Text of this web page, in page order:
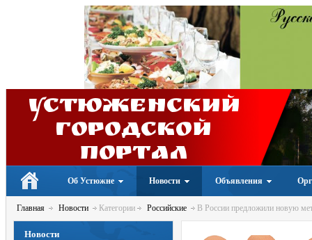
Устюженский
Городской
портал
Об Устюжне Новости Объявления
Главная Новости Категории Российские В России предложили новую
Новости